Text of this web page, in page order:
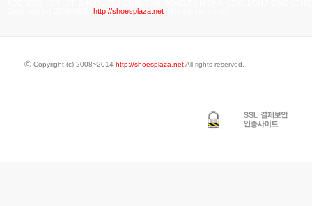
http://shoesplaza.net
ⓒ Copyright (c) 2008~2014 http://shoesplaza.netAll rights reserved.